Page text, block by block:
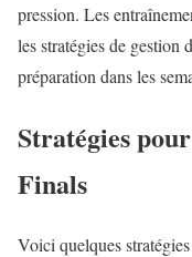
pression. Les
les stratégies de gestion
préparation dans les
Stratégies
Finals
Voici quelques